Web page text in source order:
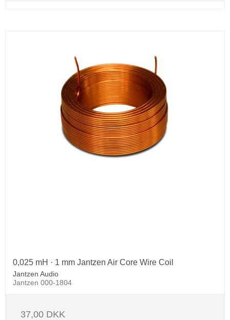
0,025 mH · 1 mm Jantzen Air Core Wire Coil
Jantzen Audio
Jantzen 000-1804
37,00 DKK